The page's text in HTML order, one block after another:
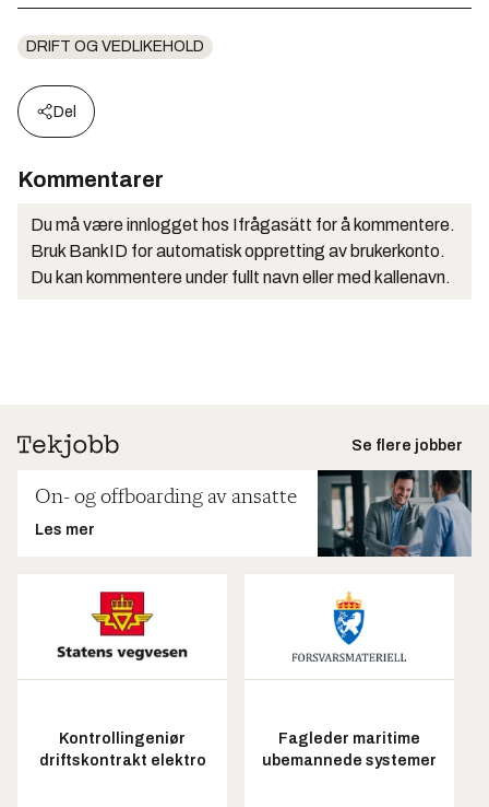
DRIFT OG VEDLIKEHOLD
Del
Kommentarer
Du må være innlogget hos Ifrågasätt for å kommentere.
Bruk BankID for automatisk oppretting av brukerkonto.
Du kan kommentere under fullt navn eller med kallenavn.
Se flere jobber
On- og offboarding av ansatte
Les mer
Kontrollingeniør
driftskontrakt elektro
Fagleder maritime
ubemannede systemer